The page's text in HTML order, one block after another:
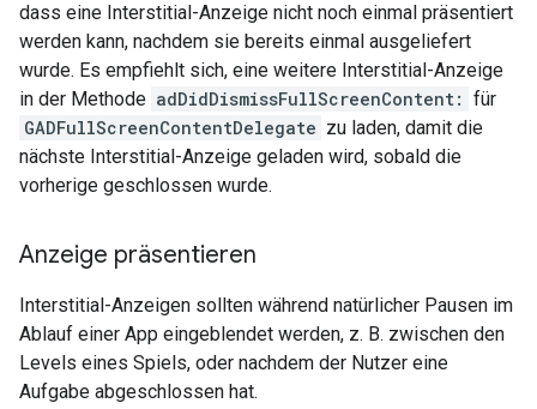
dass eine Interstitial-Anzeige nicht noch einmal präsentiert
werden kann, nachdem sie bereits einmal ausgeliefert
wurde. Es empfiehlt sich, eine weitere Interstitial-Anzeige
in der Methode adDidDismissFullScreenContent: für
GADFullScreenContentDelegate zu laden, damit die
nächste Interstitial-Anzeige geladen wird, sobald die
vorherige geschlossen wurde.
Anzeige präsentieren
Interstitial-Anzeigen sollten während natürlicher Pausen im
Ablauf einer App eingeblendet werden, z. B. zwischen den
Levels eines Spiels, oder nachdem der Nutzer eine
Aufgabe abgeschlossen hat.